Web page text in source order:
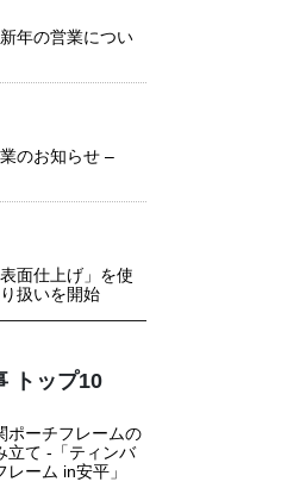
年の営業につい
のお知らせ –
面仕上げ」を使
扱いを開始
ップ10
ポーチフレームの
立て -「ティンバ
レーム in安平」